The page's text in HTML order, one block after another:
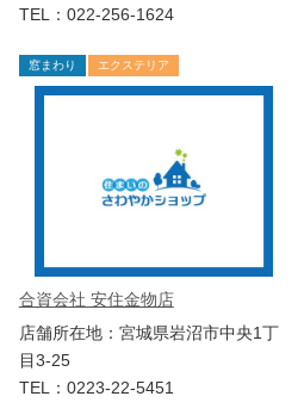
TEL：022-256-1624
窓まわり エクステリア
合資会社 安住金物店
店舗所在地：宮城県岩沼市中央1丁
目3-25
TEL：0223-22-5451